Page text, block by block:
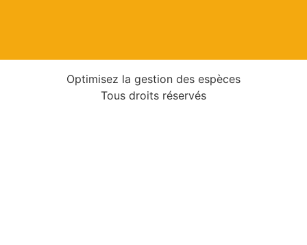
Optimisez la gestion des espèces
Tous droits réservés